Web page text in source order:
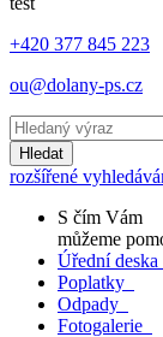
+420 377 845 223
ou@dolany-ps.cz
Hledat
rozšířené
S čím Vám
můžeme
Úřední deska
Poplatky
Odpady
Fotogalerie